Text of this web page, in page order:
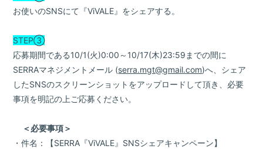
お使いのSNSにて『ViVALE』をシェアする。
STEP③
応募期間である10/1(火)0:00～10/17(木)23:59までの間に
SERRAマネジメントメール (serra.mgt@gmail.com)へ、シェア
したSNSのスクリーンショットをアップロードして頂き、必要
事項を明記の上ご応募ください。
＜必要事項＞
・件名：【SERRA『ViVALE』SNSシェアキャンペーン】